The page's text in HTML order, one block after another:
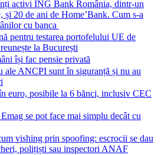
activi ING Bank România, dintr-un
și 20 de ani de Home’Bank. Cum s-a
cu banca
pentru testarea portofelului UE de
la București
își fac pensie privată
ale ANCPI sunt în siguranță și nu au
euro, posibile la 6 bănci, inclusiv CEC
se pot face mai simplu decât cu
vishing prin spoofing: escrocii se dau
polițiști sau inspectori ANAF